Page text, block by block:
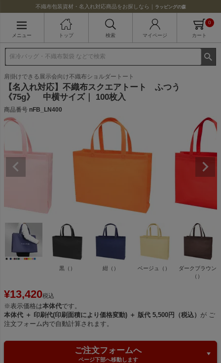
不織布包装資材・名入れ対応商品をお探しなら｜ ラッピングの森
メニュー トップ 検索 マイページ カート
0
肩掛けできる展示会向け不織布ショルダートート
【名入れ対応】不織布スクエアトート ふつう
《75g》 中横サイズ｜ 100枚入
商品番号 nFB_LN400
黒（） 紺（） ベージュ（）
ダークブラウン
（）
¥13,420税込
※表示価格は本体代です。
本体代 ＋ 印刷代(印刷面積により価格変動) ＋ 版代 5,500円（税込） が ご
注文フォーム内で自動計算されます。
ご注文フォームへ
ページ下部へ移動します